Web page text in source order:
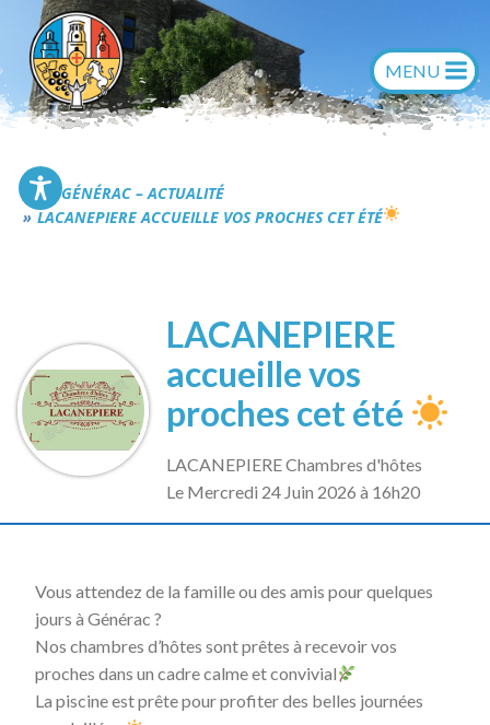
contenu
Commune de Générac
GÉNÉRAC – ACTUALITÉ
LACANEPIERE ACCUEILLE VOS PROCHES CET ÉTÉ
LACANEPIERE
accueille vos
proches cet été
LACANEPIERE Chambres d'hôtes
Le Mercredi 24 Juin 2026 à 16h20
Vous attendez de la famille ou des amis pour quelques
jours à Générac ?
Nos chambres d’hôtes sont prêtes à recevoir vos
proches dans un cadre calme et convivial
La piscine est prête pour profiter des belles journées